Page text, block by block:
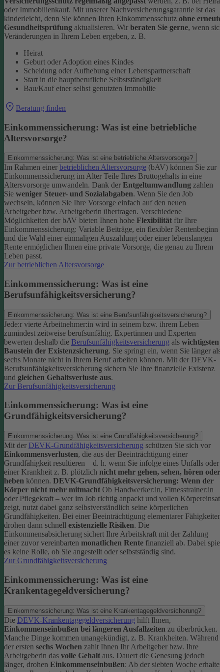
oder Immobilienkauf. Mit unserer Nachversicherungsgarantie ist das
kinderleicht, denn Sie können Ihren Einkommensschutz ohne
Gesundheitsprüfung aktualisieren. Wir beraten Sie gerne, wenn
Veränderungen in Ihrem Leben ergeben, z. B.
Heirat
Geburt oder Adoption eines Kindes
Scheidung oder Aufhebung einer Lebenspartnerschaft
Start in die hauptberufliche Selbstständigkeit
Bau/Kauf einer selbst genutzten Immobilie
Beratung finden
Einkommenssicherung: Was ist eine betriebliche
Altersvorsorge?
Einkommenssicherung: Was ist eine betriebliche Altersvorsorge?
Im Rahmen einer betrieblichen Altersvorsorge (bAV) können Sie zur
Einkommenssicherung im Alter Teile Ihres Bruttogehalts in eine
Altersvorsorge umwandeln. Dank der Entgeltumwandlung zahlen
Sie weniger Steuer- und Sozialabgaben. Wenn Sie den Job
wechseln, können Sie Ihre Vorsorge einfach auf den neuen
Arbeitgeber bzw. Arbeitgeberin übertragen. Verschiedene
Möglichkeiten der bAV bieten Ihnen hohe Flexibilität für Ihre
Einkommenssicherung: Variable Beiträge, ein flexibler Rentenbeginn
und die Wahl einer einmaligen Auszahlung oder einer lebenslangen
Rente ermöglichen Ihnen eine private Vorsorge, die genau zu Ihrem
Leben passt.
Zur betrieblichen Altersvorsorge
Einkommenssicherung: Was ist eine
Berufsunfähigkeitsversicherung?
Einkommenssicherung: Was ist eine Berufsunfähigkeitsversicherung?
Jede:r vierte Arbeitnehmer:in wird in seinem bzw. ihrem Leben
zumindest zeitweise berufsunfähig. Expertinnen und Experten
bewerten deshalb die Berufsunfähigkeitsversicherung als wichtigsten
Baustein der Existenzsicherung. Sie springt ein, wenn Sie länger
sechs Monate nicht in Ihrem Beruf arbeiten können. Mit der DEVK-
Berufsunfähigkeitsversicherung sichern Sie Ihre finanzielle Existenz
und gleichen Gehaltsverluste aus.
Zur Berufsunfähigkeitsversicherung
Einkommenssicherung: Was ist eine
Grundfähigkeitsversicherung?
Einkommenssicherung: Was ist eine Grundfähigkeitsversicherung?
Mit der DEVK-Grundfähigkeitsversicherung schützen Sie sich vor
Einkommensverlusten, die aus der Beeinträchtigung einer
Grundfähigkeit resultieren – d. h. wenn Sie infolge eines Unfalls oder
einer Krankheit z. B. plötzlich nicht mehr gehen, sehen, hören oder
heben können. DEVK-Grundfähigkeitsversicherung: Wenn der
Körper nicht mehr mitmacht Ob Handwerker:in, Fitnesstrainer:in
oder Pflegekraft – wer im Job richtig anpackt und vollen
zeigt, nutzt dabei ganz selbstverständlich seine körperlichen
Grundfähigkeiten. Bei einer Beeinträchtigung elementarer
drohen dann schnell existenzielle Risiken. Die
Einkommensabsicherung sichert Ihre Arbeitskraft mit der Zahlung
einer zuvor vereinbarten monatlichen Rente finanziell ab. Dabei
es keine Rolle, ob Sie angestellt oder selbstständig sind.
Zur Grundfähigkeitsversicherung
Einkommenssicherung: Was ist eine
Krankentagegeldversicherung?
Einkommenssicherung: Was ist eine Krankentagegeldversicherung?
Die DEVK-Krankentagegeldversicherung hilft Ihnen,
Einkommenseinbußen bei längeren Ausfallzeiten zu überbrücken.
Manche Dinge kommen unangekündigt, z. B. Krankheiten. Während
der ersten sechs Wochen zahlt Ihnen Ihr Arbeitgeber bzw. Ihre
Arbeitgeberin das volle Gehalt aus. Dauert die Genesung jedoch
länger, drohen Einkommenseinbußen: Ab der siebten Woche